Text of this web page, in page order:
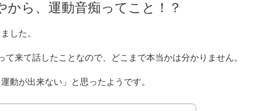
から、運動音痴ってこと！？
した。
て来て話したことなので、どこまで本当かは分かりません。
動が出来ない」と思ったようです。